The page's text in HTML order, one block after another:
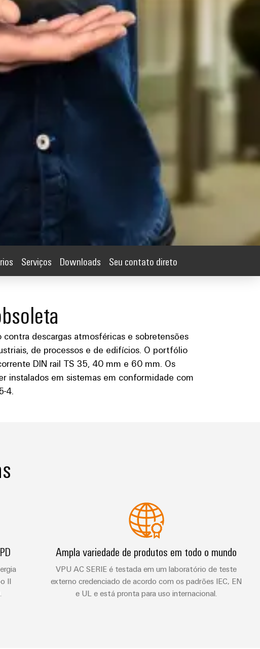
Serviços Downloads Seu contato direto
descargas atmosféricas e sobretensões
de processos e de edifícios. O portfólio
DIN rail TS 35, 40 mm e 60 mm. Os
instalados em sistemas em conformidade com
4.
II
Ampla variedade de produtos em todo o mundo
VPU AC SERIE é testada em um laboratório de teste
externo credenciado de acordo com os padrões IEC, EN
e UL e está pronta para uso internacional.